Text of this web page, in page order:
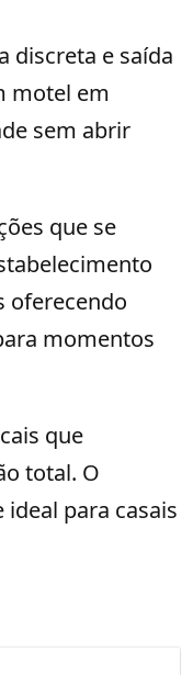
discreta e saída
motel em
sem abrir
que se
oferecendo
momentos
que
total. O
para casais